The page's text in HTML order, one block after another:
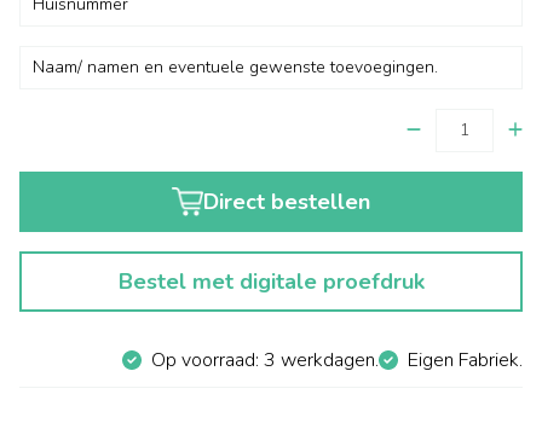
Direct bestellen
Bestel met digitale proefdruk
Op voorraad: 3 werkdagen. Eigen Fabriek.